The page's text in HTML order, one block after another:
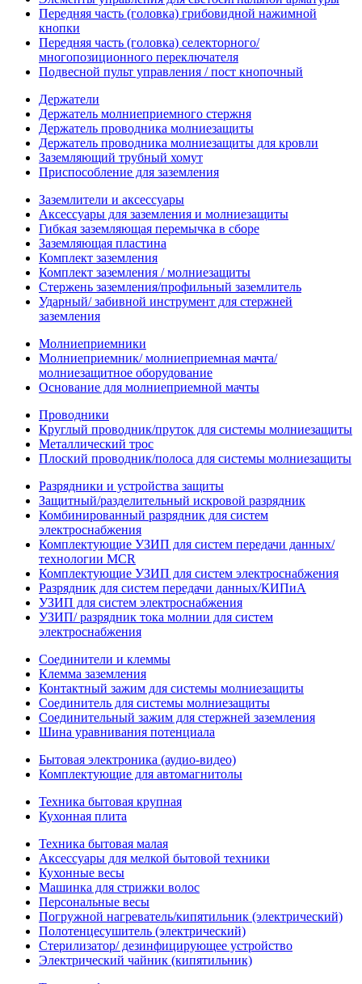
Передняя часть (головка) грибовидной нажимной
кнопки
Передняя часть (головка) селекторного/
многопозиционного переключателя
Подвесной пульт управления / пост кнопочный
Держатели
Держатель молниеприемного стержня
Держатель проводника молниезащиты
Держатель проводника молниезащиты для кровли
Заземляющий трубный хомут
Приспособление для заземления
Заземлители и аксессуары
Аксессуары для заземления и молниезащиты
Гибкая заземляющая перемычка в сборе
Заземляющая пластина
Комплект заземления
Комплект заземления / молниезащиты
Стержень заземления/профильный заземлитель
Ударный/ забивной инструмент для стержней
заземления
Молниеприемники
Молниеприемник/ молниеприемная мачта/
молниезащитное оборудование
Основание для молниеприемной мачты
Проводники
Круглый проводник/пруток для системы молниезащиты
Металлический трос
Плоский проводник/полоса для системы молниезащиты
Разрядники и устройства защиты
Защитный/разделительный искровой разрядник
Комбинированный разрядник для систем
электроснабжения
Комплектующие УЗИП для систем передачи данных/
технологии MCR
Комплектующие УЗИП для систем электроснабжения
Разрядник для систем передачи данных/КИПиА
УЗИП для систем электроснабжения
УЗИП/ разрядник тока молнии для систем
электроснабжения
Соединители и клеммы
Клемма заземления
Контактный зажим для системы молниезащиты
Соединитель для системы молниезащиты
Соединительный зажим для стержней заземления
Шина уравнивания потенциала
Бытовая электроника (аудио-видео)
Комплектующие для автомагнитолы
Техника бытовая крупная
Кухонная плита
Техника бытовая малая
Аксессуары для мелкой бытовой техники
Кухонные весы
Машинка для стрижки волос
Персональные весы
Погружной нагреватель/кипятильник (электрический)
Полотенцесушитель (электрический)
Стерилизатор/ дезинфицирующее устройство
Электрический чайник (кипятильник)